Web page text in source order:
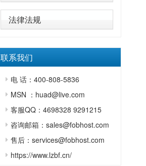
法律法规
联系我们
电 话：400-808-5836
MSN ：huad@live.com
客服QQ：4698328 9291215
咨询邮箱：sales@fobhost.com
售后：services@fobhost.com
https://www.lzbf.cn/